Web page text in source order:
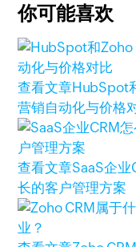
你可能喜欢
查看文章HubSpot
营销自动化与价格
查看文章SaaS企
长的客户管理方案